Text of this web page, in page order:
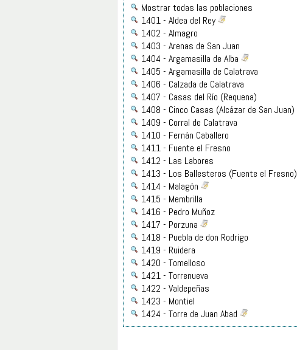
Mostrar todas las poblaciones
1401 - Aldea del Rey
1402 - Almagro
1403 - Arenas de San Juan
1404 - Argamasilla de Alba
1405 - Argamasilla de Calatrava
1406 - Calzada de Calatrava
1407 - Casas del Río (Requena)
1408 - Cinco Casas (Alcázar de San Juan)
1409 - Corral de Calatrava
1410 - Fernán Caballero
1411 - Fuente el Fresno
1412 - Las Labores
1413 - Los Ballesteros (Fuente el Fresno)
1414 - Malagón
1415 - Membrilla
1416 - Pedro Muñoz
1417 - Porzuna
1418 - Puebla de don Rodrigo
1419 - Ruidera
1420 - Tomelloso
1421 - Torrenueva
1422 - Valdepeñas
1423 - Montiel
1424 - Torre de Juan Abad